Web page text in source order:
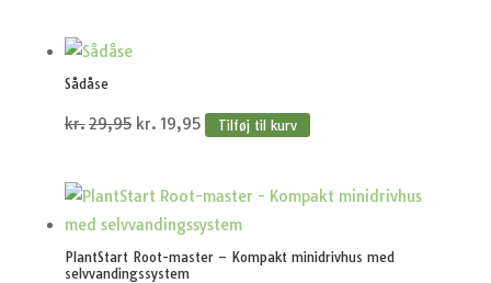
Sådåse
kr.29,95 Den
kr.29,95.
kr. 19,95Den
kr.19,95.
Tilføj til kurv
PlantStart Root-master – Kompakt minidrivhus med
selvvandingssystem